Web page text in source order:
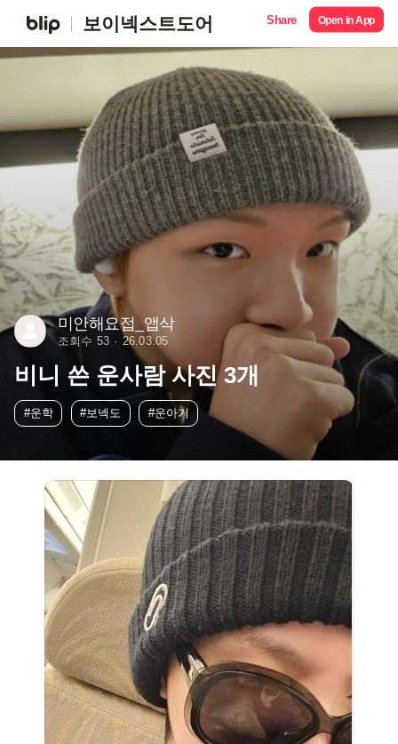
보이넥스트도어 Share Open in App
미안해요접_앱삭
조회수 53 26.03.05
비니 쓴 운사람 사진 3개
#운학 #보넥도 #운아기